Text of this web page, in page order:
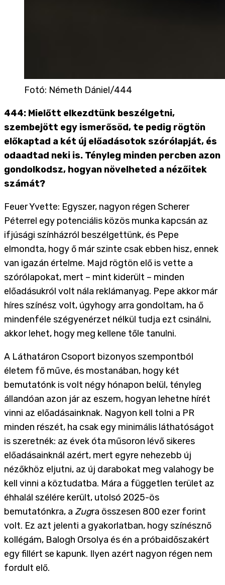
Fotó: Németh Dániel/444
444: Mielőtt elkezdtünk beszélgetni,
szembejött egy ismerősöd, te pedig rögtön
előkaptad a két új előadásotok szórólapját, és
odaadtad neki is. Tényleg minden percben azon
gondolkodsz, hogyan növelheted a nézőitek
számát?
Feuer Yvette: Egyszer, nagyon régen Scherer
Péterrel egy potenciális közös munka kapcsán az
ifjúsági színházról beszélgettünk, és Pepe
elmondta, hogy ő már szinte csak ebben hisz, ennek
van igazán értelme. Majd rögtön elő is vette a
szórólapokat, mert – mint kiderült – minden
előadásukról volt nála reklámanyag. Pepe akkor már
híres színész volt, úgyhogy arra gondoltam, ha ő
mindenféle szégyenérzet nélkül tudja ezt csinálni,
akkor lehet, hogy meg kellene tőle tanulni.
A Láthatáron Csoport bizonyos szempontból
életem fő műve, és mostanában, hogy két
bemutatónk is volt négy hónapon belül, tényleg
állandóan azon jár az eszem, hogyan lehetne hírét
vinni az előadásainknak. Nagyon kell tolni a PR
minden részét, ha csak egy minimális láthatóságot
is szeretnék: az évek óta műsoron lévő sikeres
előadásainknál azért, mert egyre nehezebb új
nézőkhöz eljutni, az új darabokat meg valahogy be
kell vinni a köztudatba. Mára a független terület az
éhhalál szélére került, utolsó 2025-ös
bemutatónkra, a Zugra összesen 800 ezer forint
volt. Ez azt jelenti a gyakorlatban, hogy színésznő
kollégám, Balogh Orsolya és én a próbaidőszakért
egy fillért se kapunk. Ilyen azért nagyon régen nem
fordult elő.